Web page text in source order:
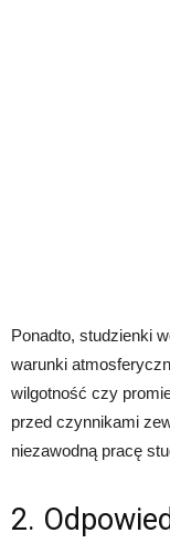
Ponadto, studzienki
warunki
wilgotność czy
przed czynnikami
niezawodną pracę
2.